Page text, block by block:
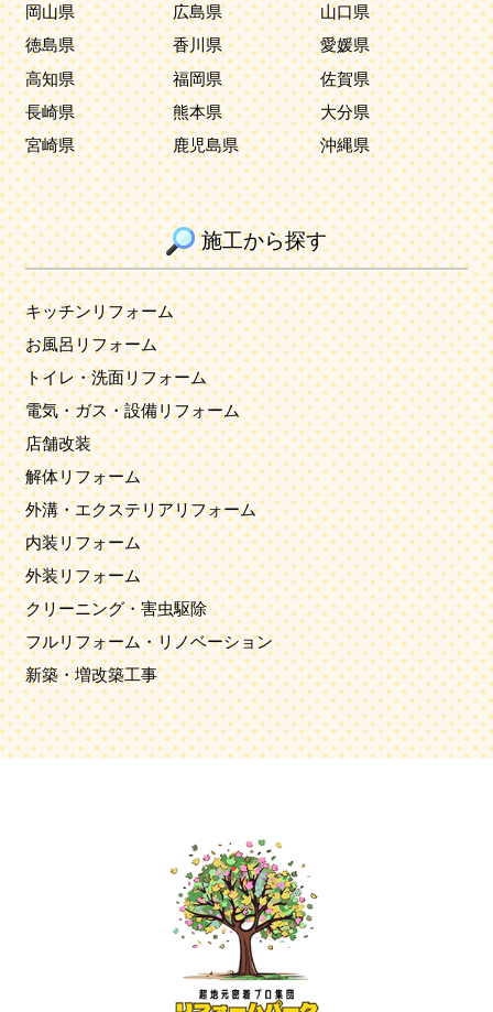
岡山県
広島県
山口県
徳島県
香川県
愛媛県
高知県
福岡県
佐賀県
長崎県
熊本県
大分県
宮崎県
鹿児島県 沖縄県
施工から探す
キッチンリフォーム
お風呂リフォーム
トイレ・洗面リフォーム
電気・ガス・設備リフォーム
店舗改装
解体リフォーム
外溝・エクステリアリフォーム
内装リフォーム
外装リフォーム
クリーニング・害虫駆除
フルリフォーム・リノベーション
新築・増改築工事